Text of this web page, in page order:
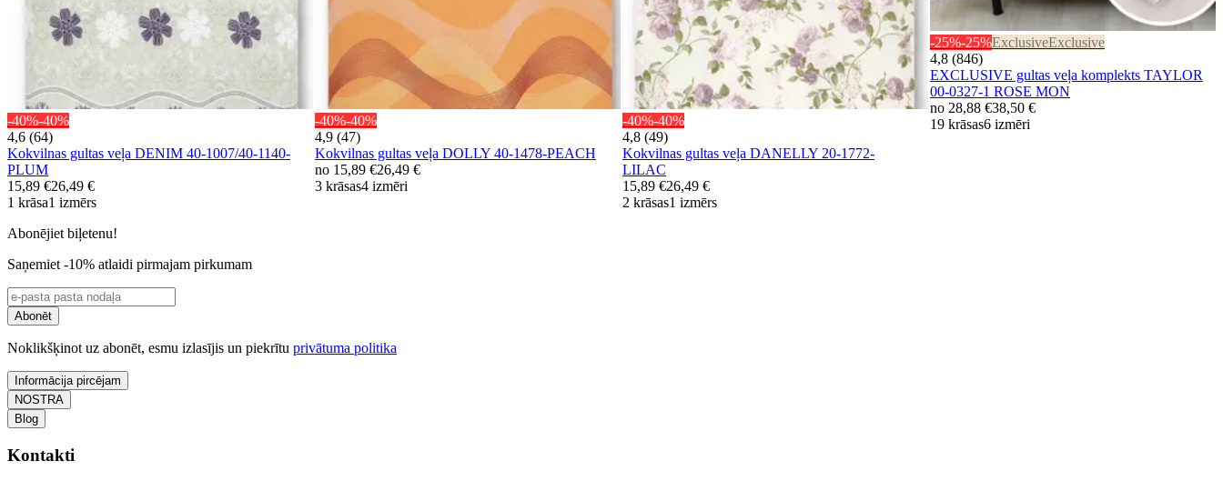
-40%-40%
4,6 (64)
Kokvilnas gultas veļa DENIM 40-1007/40-1140-
PLUM
15,89 €26,49 €
1 krāsa1 izmērs
-40%-40%
4,9 (47)
Kokvilnas gultas veļa DOLLY 40-1478-PEACH
no 15,89 €26,49 €
3 krāsas4 izmēri
-40%-40%
4,8 (49)
Kokvilnas gultas veļa DANELLY 20-1772-
LILAC
15,89 €26,49 €
2 krāsas1 izmērs
-25%-25%ExclusiveExclusive
4,8 (846)
EXCLUSIVE gultas veļa komplekts TAYLOR
00-0327-1 ROSE MON
no 28,88 €38,50 €
19 krāsas6 izmēri
Abonējiet biļetenu!
Saņemiet -10% atlaidi pirmajam pirkumam
Abonēt
Noklikšķinot uz abonēt, esmu izlasījis un piekrītu privātuma politika
Informācija pircējam
NOSTRA
Blog
Kontakti